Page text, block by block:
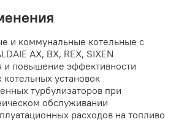
и коммунальные котельные с
АХ, BX, REX, SIXEN
и повышение эффективности
установок
турбулизаторов при
обслуживании
расходов на топливо